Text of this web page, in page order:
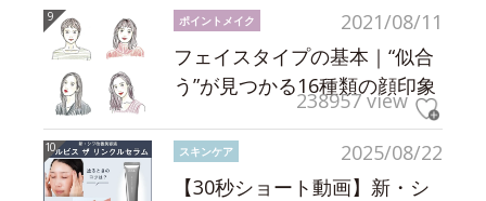
2021/08/11
ポイントメイク
フェイスタイプの基本｜“似合
う”が見つかる16種類の顔印象
238957 view
2025/08/22
スキンケア
【30秒ショート動画】新・シ